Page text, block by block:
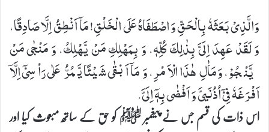
وَالَّذِیْ بَعَثَهٗ بِالْحَقِّ وَ اصْطَفَاهُ عَلَی الْخَلْقِ! مَاۤ اَنْطِقُ اِلَّا صَادِقًا،
وَ لَقَدْ عَهِدَ اِلَیَّ بِذٰلِكَ كُلِّهٖ، وَ بِمَهْلِكِ مَنْ یَّهْلِكُ، وَ مَنْجٰی مَنْ
یَّنْجُوْ، وَ مَاٰلِ هٰذَا الْاَمْرِ، وَ مَاۤ اَبْقٰی شَیْئًا یَّمُرُّ عَلٰی رَاْسِیْۤ اِلَّاۤ
اَفْرَغَهٗ فِیْۤ اُذُنَییَّ وَ اَفْضٰی بِهٖۤ اِلَیَّ.
اس ذات کی قسم جس نے پیغمبر ﷺ کو حق کے ساتھ مبعوث کیا اور